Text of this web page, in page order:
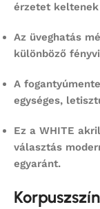
érzetet
Az üveghatás
különböző
A
egységes,
Ez a WHITE
választás
egyaránt.